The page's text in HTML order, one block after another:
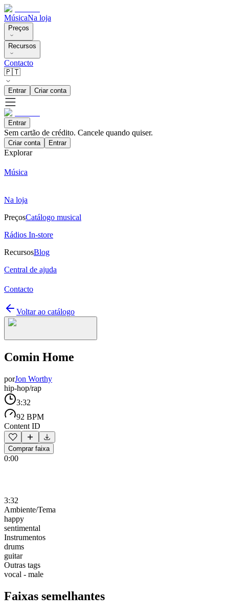
MúsicaNa loja
Preços
Recursos
Contacto
🇵🇹
Entrar Criar conta
Entrar
Sem cartão de crédito. Cancele quando quiser.
Criar conta Entrar
Explorar
Música
Na loja
PreçosCatálogo musical
Rádios In-store
RecursosBlog
Central de ajuda
Contacto
Voltar ao catálogo
Comin Home
porJon Worthy
hip-hop/rap
3:32
92 BPM
Content ID
Comprar faixa
0:00
3:32
Ambiente/Tema
happy
sentimental
Instrumentos
drums
guitar
Outras tags
vocal - male
Faixas semelhantes